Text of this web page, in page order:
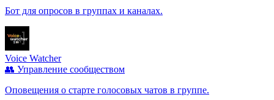
Бот для опросов в группах и каналах.
Voice Watcher
👥 Управление сообществом
Оповещения о старте голосовых чатов в группе.